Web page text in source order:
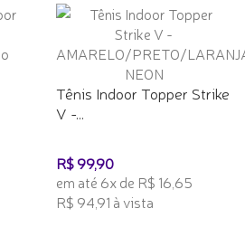
Tênis Indoor Topper Strike
V -...
R$ 99,90
em até 6x de R$ 16,65
R$ 94,91 à vista